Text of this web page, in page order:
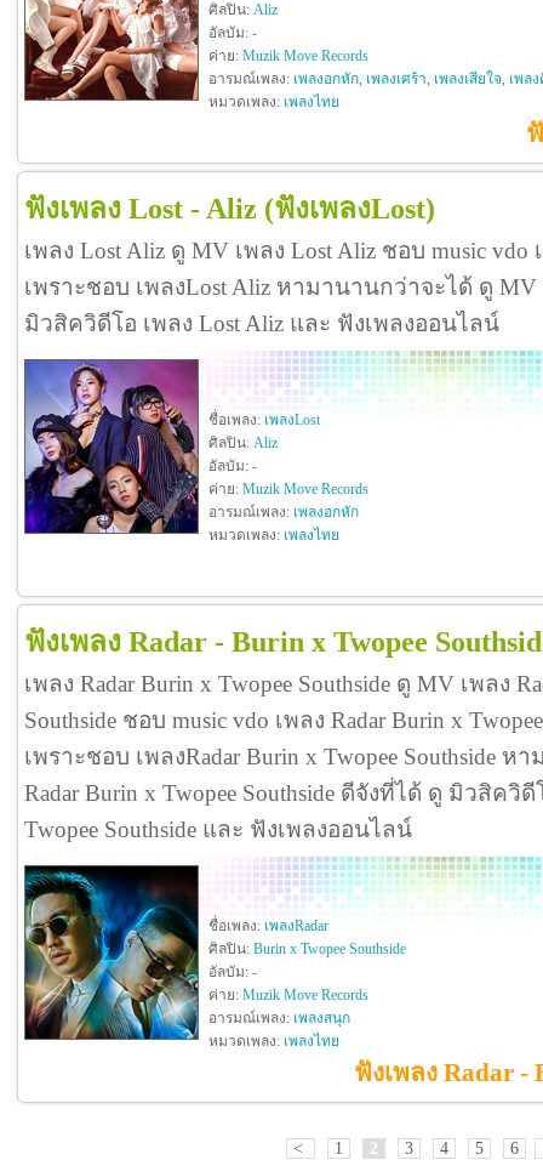
ศิลปิน: Aliz
อัลบัม: -
ค่าย: Muzik Move Records
อารมณ์เพลง: เพลงอกหัก, เพลงเศร้า, เพลงเสียใจ, เพล
หมวดเพลง: เพลงไทย
ฟังเพลง Lost - Aliz (ฟังเพลงLost)
เพลง Lost Aliz ดู MV เพลง Lost Aliz ชอบ music vdo
เพราะชอบ เพลงLost Aliz หามานานกว่าจะได้ ดู MV
มิวสิควิดีโอ เพลง Lost Aliz และ ฟังเพลงออนไลน์
ชื่อเพลง: เพลงLost
ศิลปิน: Aliz
อัลบัม: -
ค่าย: Muzik Move Records
อารมณ์เพลง: เพลงอกหัก
หมวดเพลง: เพลงไทย
ฟังเพลง Radar - Burin x Twopee
เพลง Radar Burin x Twopee Southside ดู MV เพลง
Southside ชอบ music vdo เพลง Radar Burin x
เพราะชอบ เพลงRadar Burin x Twopee Southside
Radar Burin x Twopee Southside ดีจังที่ได้ ดู มิวสิควิดี
Twopee Southside และ ฟังเพลงออนไลน์
ชื่อเพลง: เพลงRadar
ศิลปิน: Burin x Twopee Southside
อัลบัม: -
ค่าย: Muzik Move Records
อารมณ์เพลง: เพลงสนุก
หมวดเพลง: เพลงไทย
ฟังเพลง Radar -
< 1 2 3 4 5 6